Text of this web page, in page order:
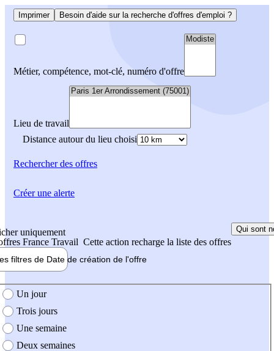
Imprimer Besoin d'aide sur la recherche d'offres d'emploi ?
Métier, compétence, mot-clé, numéro d'offre
Lieu de travail
Distance autour du lieu choisi
Rechercherdes offres
uniquement
France Travail Cette action recharge la liste des offres
Qui sont
filtres de Date de création de l'offre
création de l'offre
Un jour
Trois jours
Une semaine
Deux semaines
Créer une alerte